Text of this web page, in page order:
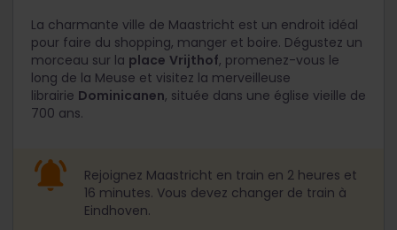
La charmante ville de Maastricht est un endroit idéal
pour faire du shopping, manger et boire. Dégustez un
morceau sur la place Vrijthof, promenez-vous le
long de la Meuse et visitez la merveilleuse
librairie Dominicanen, située dans une église vieille de
700 ans.
Rejoignez Maastricht en train en 2 heures et
16 minutes. Vous devez changer de train à
Eindhoven.